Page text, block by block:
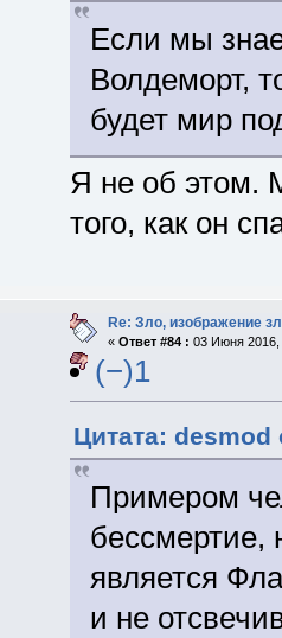
Если мы
Волдеморт,
будет мир
Я не об этом.
того, как он
Re: Зло, изображение
« Ответ #84 : 03 Июня 2016,
(−)1
Цитата: desmod
Примером
бессмертие,
является
и не